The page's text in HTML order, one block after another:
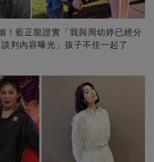
！藍正龍證實「我與周幼婷已經分
判內容曝光」孩子不住一起了